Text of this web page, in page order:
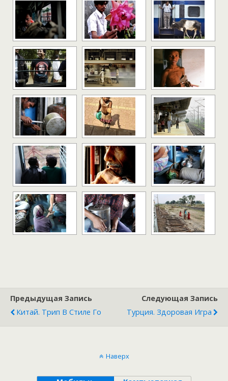
Предыдущая Запись
Китай. Трип В Стиле Го
Следующая Запись
Турция. Здоровая Игра
Наверх